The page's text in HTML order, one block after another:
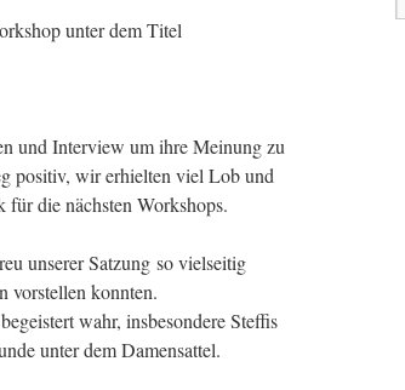
unter dem Titel
und Interview um ihre Meinung zu
positiv, wir erhielten viel Lob und
die nächsten Workshops.
unserer Satzung so vielseitig
vorstellen konnten.
wahr, insbesondere Steffis
unter dem Damensattel.